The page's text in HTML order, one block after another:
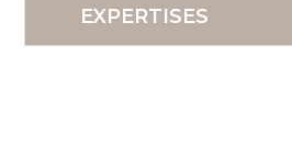
EXPERTISES